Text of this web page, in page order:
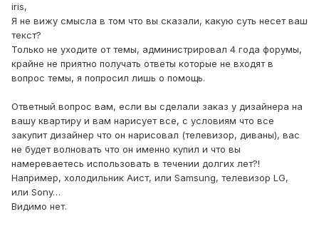
iris,
Я не вижу смысла в том что вы сказали, какую суть несет ваш
текст?
Только не уходите от темы, администрировал 4 года форумы,
крайне не приятно получать ответы которые не входят в
вопрос темы, я попросил лишь о помощь.
Ответный вопрос вам, если вы сделали заказ у дизайнера на
вашу квартиру и вам нарисует все, с условиям что все
закупит дизайнер что он нарисовал (телевизор, диваны), вас
не будет волновать что он именно купил и что вы
намереваетесь использовать в течении долгих лет?!
Например, холодильник Аист, или Samsung, телевизор LG,
или Sony…
Видимо нет.